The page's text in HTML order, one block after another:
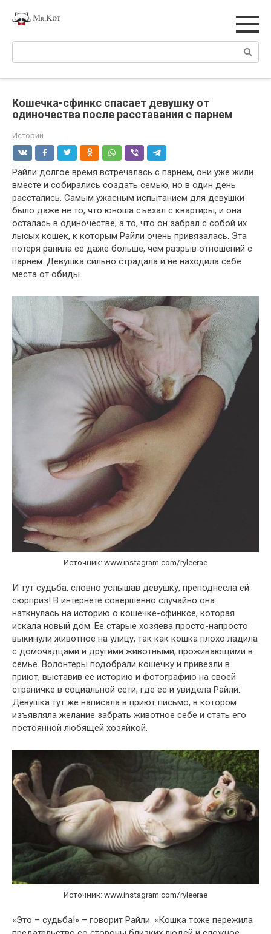
Поиск:
Кошечка-сфинкс спасает девушку от
одиночества после расставания с парнем
Истории
Райли долгое время встречалась с парнем, они уже жили
вместе и собирались создать семью, но в один день
расстались. Самым ужасным испытанием для девушки
было даже не то, что юноша съехал с квартиры, и она
осталась в одиночестве, а то, что он забрал с собой их
лысых кошек, к которым Райли очень привязалась. Эта
потеря ранила ее даже больше, чем разрыв отношений с
парнем. Девушка сильно страдала и не находила себе
места от обиды.
Источник: www.instagram.com/ryleerae
И тут судьба, словно услышав девушку, преподнесла ей
сюрприз! В интернете совершенно случайно она
наткнулась на историю о кошечке-сфинксе, которая
искала новый дом. Ее старые хозяева просто-напросто
выкинули животное на улицу, так как кошка плохо ладила
с домочадцами и другими животными, проживающими в
семье. Волонтеры подобрали кошечку и привезли в
приют, выставив ее историю и фотографию на своей
страничке в социальной сети, где ее и увидела Райли.
Девушка тут же написала в приют письмо, в котором
изъявляла желание забрать животное себе и стать его
постоянной любящей хозяйкой.
Источник: www.instagram.com/ryleerae
«Это – судьба!» – говорит Райли. «Кошка тоже пережила